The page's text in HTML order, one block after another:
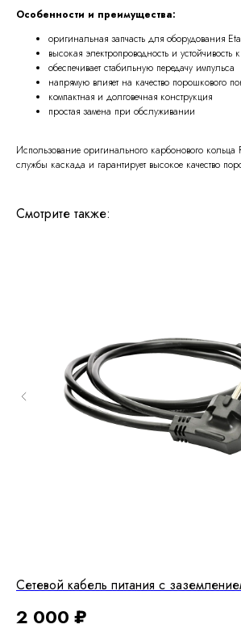
Особенности и преимущества:
оригинальная запчасть для оборудования
высокая электропроводность и устойчивость
обеспечивает стабильную передачу импульса
напрямую влияет на качество порошкового
компактная и долговечная конструкция
простая замена при обслуживании
Использование оригинального карбонового кольца
службы каскада и гарантирует высокое качество
Смотрите также:
Сетевой кабель питания с
2 000 ₽